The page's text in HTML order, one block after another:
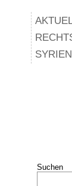
SYRIEN
Suchen